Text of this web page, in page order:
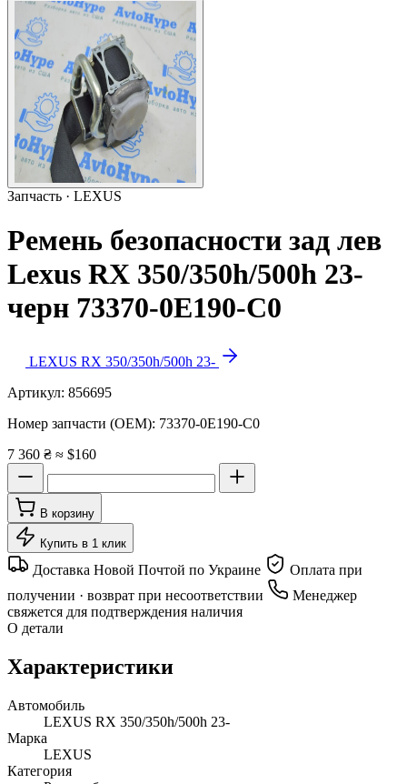
Запчасть · LEXUS
Ремень безопасности зад лев
Lexus RX 350/350h/500h 23-
черн 73370-0E190-C0
LEXUS RX 350/350h/500h 23-
Артикул: 856695
Номер запчасти (OEM): 73370-0E190-C0
7 360 ₴ ≈ $160
В корзину
Купить в 1 клик
Доставка Новой Почтой по Украине
Оплата при
получении · возврат при несоответствии
Менеджер
свяжется для подтверждения наличия
О детали
Характеристики
Автомобиль
LEXUS RX 350/350h/500h 23-
Марка
LEXUS
Категория